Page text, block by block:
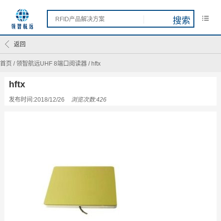
首页 /领智航远UHF 8端口阅读器 / hftx
返回
hftx
发布时间:2018/12/26 浏览次数:426